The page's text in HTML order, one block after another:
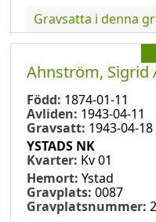
Gravsatta i denna
Ahnström, Sigrid
Född: 1874-01-11
Avliden: 1943-04-11
Gravsatt: 1943-04-18
YSTADS NK
Kvarter: Kv 01
Hemort: Ystad
Gravplats: 0087
Gravplatsnummer: